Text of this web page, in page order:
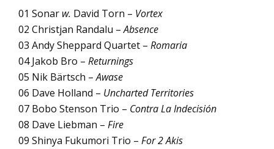
01 Sonar w. David Torn – Vortex
02 Christjan Randalu –Absence
03 Andy Sheppard Quartet – Romaria
04 Jakob Bro – Returnings
05 Nik Bärtsch –Awase
06 Dave Holland – Uncharted Territories
07 Bobo Stenson Trio – Contra La Indecisión
08 Dave Liebman – Fire
09 Shinya Fukumori Trio – For 2 Akis